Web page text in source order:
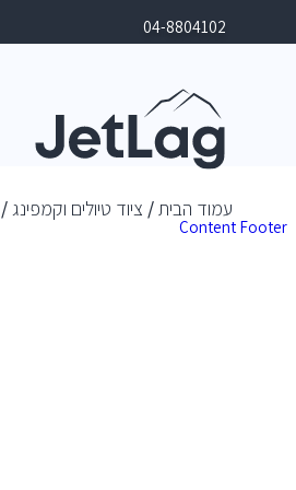
Content Footer
04-8804102
עמוד הבית/ ציוד טיולים וקמפינג/